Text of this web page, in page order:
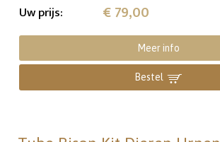
Uw prijs: € 79,00
Meer info
Bestel